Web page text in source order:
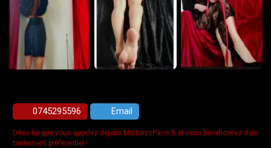
0745295596 Email
Dites-lui que vous appelez depuis MistressParis.fr et vous bénéficierez d’un
traitement préférentiel !